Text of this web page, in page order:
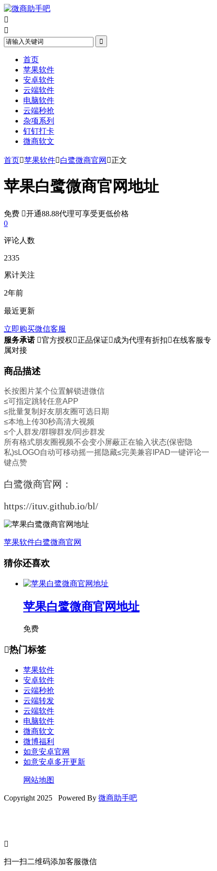



首页
苹果软件
安卓软件
云端软件
电脑软件
云端秒抢
杂项系列
钉钉打卡
微商软文
首页苹果软件白鹭微商官网 正文
苹果白鹭微商官网地址
免费 开通88.88代理可享受更低价格
0
评论人数
2335
累计关注
2年前
最近更新
立即购买微信客服
服务承诺 官方授权正品保证 成为代理有折扣在线客服专
属对接
商品描述
长按图片某个位置解锁进微信
≤可指定跳转任意APP
≤批量复制好友朋友圈可选日期
≤本地上传30秒高清大视频
≤个人群发/群聊群发/同步群发
所有格式朋友圈视频不会变小屏蔽正在输入状态(保密隐
私)sLOGO自动可移动摇一摇隐藏≤完美兼容IPAD一键评论一
键点赞
白鹭微商官网：
https://ituv.github.io/bl/
苹果软件白鹭微商官网
猜你还喜欢
苹果白鹭微商官网地址
免费
热门标签
苹果软件
安卓软件
云端秒抢
云端转发
云端软件
电脑软件
微商软文
微博福利
如意安卓官网
如意安卓多开更新
网站地图
Copyright 2025 Powered By 微商助手吧

扫一扫二维码添加客服微信